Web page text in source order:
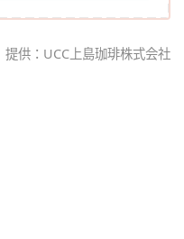
提供：UCC上島珈琲株式会社